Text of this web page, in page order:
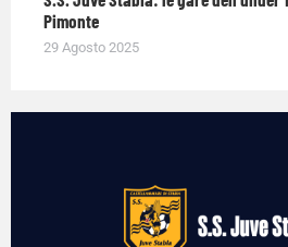
Pimonte
29 Agosto 2025